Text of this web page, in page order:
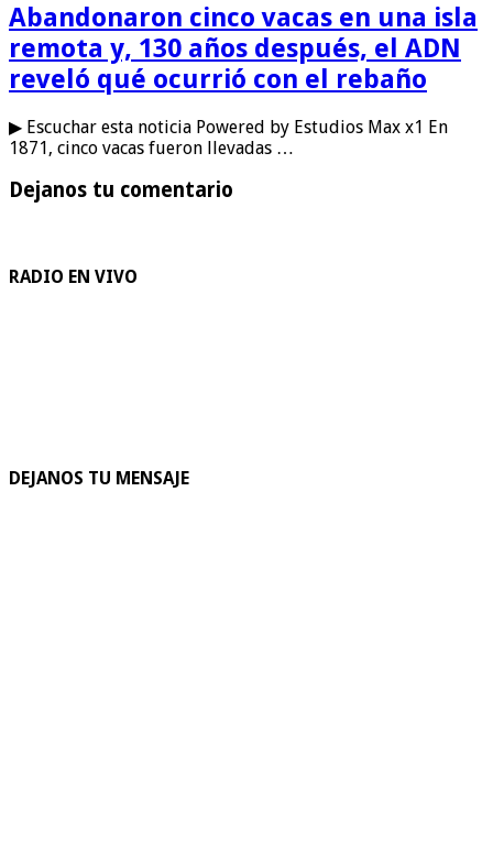
Abandonaron cinco vacas en una isla
remota y, 130 años después, el ADN
reveló qué ocurrió con el rebaño
▶ Escuchar esta noticia Powered by Estudios Max x1 En
1871, cinco vacas fueron llevadas …
Dejanos tu comentario
RADIO EN VIVO
DEJANOS TU MENSAJE